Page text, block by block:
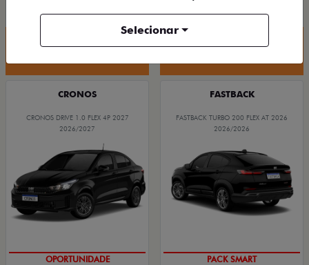
Quero agora! Quero agora!
CRONOS
CRONOS DRIVE 1.0 FLEX 4P 2027
2026/2027
OPORTUNIDADE
FASTBACK
FASTBACK TURBO 200 FLEX AT 2026
2026/2026
PACK SMART
Selecionar